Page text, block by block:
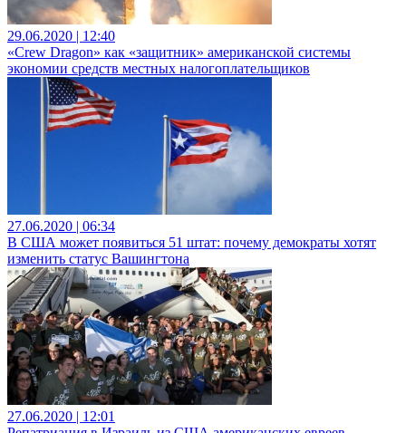
29.06.2020 | 12:40
«Crew Dragon» как «защитник» американской системы
экономии средств местных налогоплательщиков
27.06.2020 | 06:34
В США может появиться 51 штат: почему демократы хотят
изменить статус Вашингтона
27.06.2020 | 12:01